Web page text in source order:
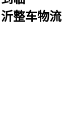
沂整车物流